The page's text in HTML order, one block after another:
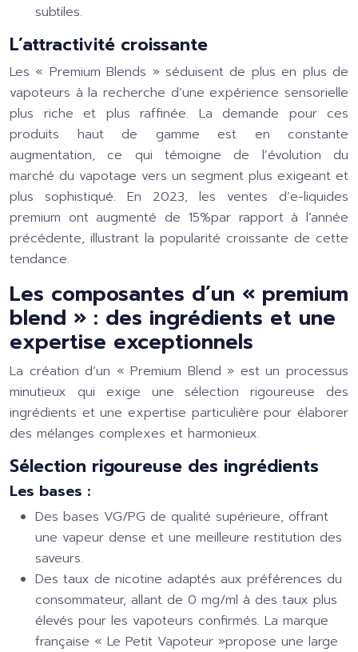
subtiles.
L’attractivité croissante
Les « Premium Blends » séduisent de plus en plus de
vapoteurs à la recherche d’une expérience sensorielle
plus riche et plus raffinée. La demande pour ces
produits haut de gamme est en constante
augmentation, ce qui témoigne de l’évolution du
marché du vapotage vers un segment plus exigeant et
plus sophistiqué. En 2023, les ventes d’e-liquides
premium ont augmenté de 15%par rapport à l’année
précédente, illustrant la popularité croissante de cette
tendance.
Les composantes d’un « premium
blend » : des ingrédients et une
expertise exceptionnels
La création d’un « Premium Blend » est un processus
minutieux qui exige une sélection rigoureuse des
ingrédients et une expertise particulière pour élaborer
des mélanges complexes et harmonieux.
Sélection rigoureuse des ingrédients
Les bases :
Des bases VG/PG de qualité supérieure, offrant
une vapeur dense et une meilleure restitution des
saveurs.
Des taux de nicotine adaptés aux préférences du
consommateur, allant de 0 mg/ml à des taux plus
élevés pour les vapoteurs confirmés. La marque
française « Le Petit Vapoteur »propose une large